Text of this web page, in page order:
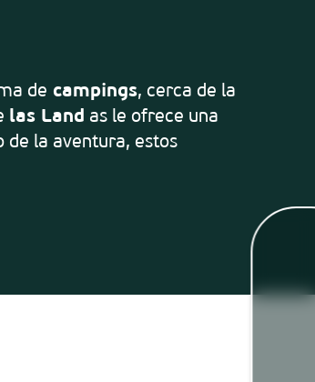
de campings, cerca de la
las Land as le ofrece una
de la aventura, estos